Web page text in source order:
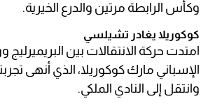
وكأس الرابطة مرتين والدرع الخيرية.
كوكوريلا يغادر تشيلسي
امتدت حركة الانتقالات بين
الإسباني مارك كوكوريلا، الذي أنهى
وانتقل إلى النادي الملكي.